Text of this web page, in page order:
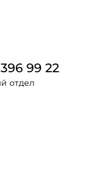
99 22
отдел